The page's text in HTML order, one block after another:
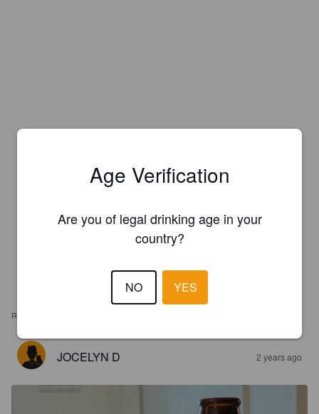
REVIEWS
JOCELYN D 2 years ago
Age Verification
Are you of legal drinking age in your
country?
NO YES